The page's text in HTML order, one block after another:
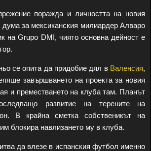
поражда и личността на новия
дума за мексиканския милиардер Алваро
на Grupo DMI, чиято основна дейност е
се опита да придобие дял в Валенсия,
завършването на проекта за новия
и преместването на клуба там. Планът
развитие на терените на
В крайна сметка собственикът на
блокира навлизането му в клуба.
да влезе в испанския футбол именно